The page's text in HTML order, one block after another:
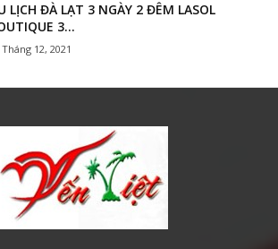
LỊCH ĐÀ LẠT 3 NGÀY 2 ĐÊM LASOL
3...
12, 2021